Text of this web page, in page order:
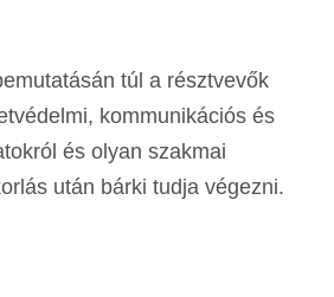
túl a résztvevők
kommunikációs és
és olyan szakmai
után bárki tudja végezni.